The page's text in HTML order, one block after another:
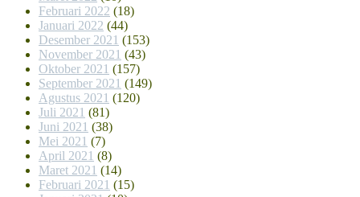
Februari 2022 (18)
Januari 2022 (44)
Desember 2021 (153)
November 2021 (43)
Oktober 2021 (157)
September 2021 (149)
Agustus 2021 (120)
Juli 2021 (81)
Juni 2021 (38)
Mei 2021 (7)
April 2021 (8)
Maret 2021 (14)
Februari 2021 (15)